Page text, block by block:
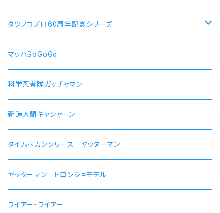
【ロキシー・ミグルディア】腕時計 本数限定商品
【シルフィエット】腕時計 本数限定商品
【ルイジェルド】腕時計 本数限定
【パウロ・グレイラッド】腕時計 本数限定
【オルステッド】腕時計 本数限定
すずしろ モデル
紅
ラン モデル
かにこ
タツノコプロ60周年記念シリーズ
マッハGoGoGo 55周年記念モデル
科学忍者隊ガッチャマン 50周年記念モデル
新造人間キャシャーン 50周年記念モデル
タイムボカンシリーズ ヤッターマン 45周年記念モデル
マッハGoGoGo
科学忍者隊ガッチャマン
新造人間キャシャーン
タイムボカンシリーズ ヤッターマン
ヤッターマン ドロンジョモデル
ライアー・ライアー